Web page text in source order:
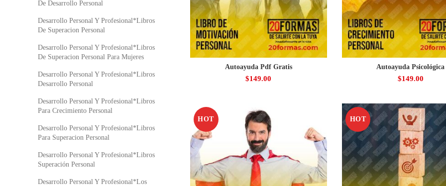
Autoayuda Pdf Gratis
$149.00
Autoayuda Psicológica
$149.00
HOT HOT
De Desarrollo Personal
Desarrollo Personal Y Profesional*Libros
De Superacion Personal
Desarrollo Personal Y Profesional*Libros
De Superacion Personal Para Mujeres
Desarrollo Personal Y Profesional*Libros
Desarrollo Personal
Desarrollo Personal Y Profesional*Libros
Para Crecimiento Personal
Desarrollo Personal Y Profesional*Libros
Para Superacion Personal
Desarrollo Personal Y Profesional*Libros
Superación Personal
Desarrollo Personal Y Profesional*Los